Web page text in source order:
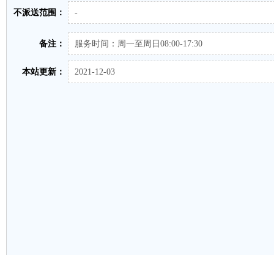
不派送范围： -
备注： 服务时间：周一至周日08:00-17:30
本站更新： 2021-12-03